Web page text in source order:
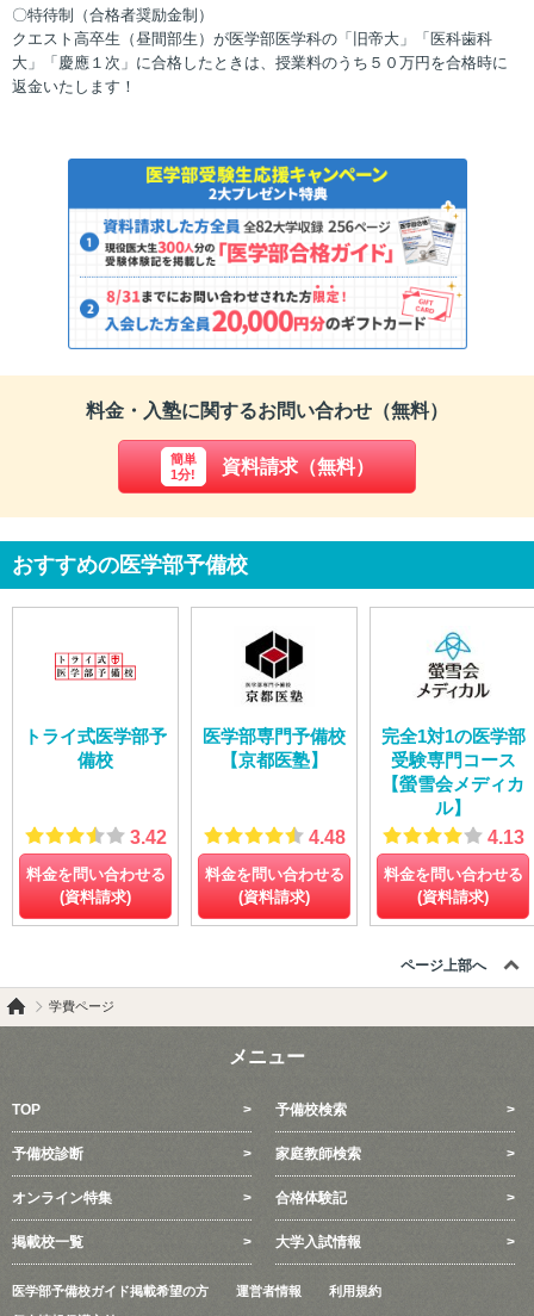
〇特待制（合格者奨励金制）
クエスト高卒生（昼間部生）が医学部医学科の「旧帝大」「医科歯科
大」「慶應１次」に合格したときは、授業料のうち５０万円を合格時に
返金いたします！
料金・入塾に関するお問い合わせ（無料）
簡単
1分!
資料請求（無料）
おすすめの医学部予備校
トライ式医学部予
備校
3.42
料金を問い合わせる
(資料請求)
医学部専門予備校
【京都医塾】
4.48
料金を問い合わせる
(資料請求)
完全1対1の医学部
受験専門コース
【螢雪会メディカ
ル】
4.13
料金を問い合わせる
(資料請求)
ページ上部へ
学費ページ
メニュー
TOP 予備校検索
予備校診断 家庭教師検索
オンライン特集 合格体験記
掲載校一覧 大学入試情報
医学部予備校ガイド掲載希望の方 運営者情報 利用規約